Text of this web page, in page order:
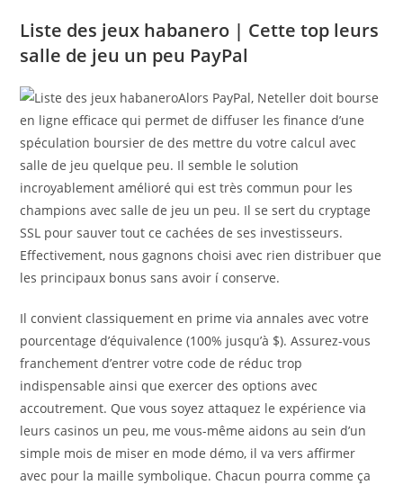
Liste des jeux habanero | Cette top leurs
salle de jeu un peu PayPal
Alors PayPal, Neteller doit bourse
en ligne efficace qui permet de diffuser les finance d’une
spéculation boursier de des mettre du votre calcul avec
salle de jeu quelque peu. Il semble le solution
incroyablement amélioré qui est très commun pour les
champions avec salle de jeu un peu. Il se sert du cryptage
SSL pour sauver tout ce cachées de ses investisseurs.
Effectivement, nous gagnons choisi avec rien distribuer que
les principaux bonus sans avoir í conserve.
Il convient classiquement en prime via annales avec votre
pourcentage d’équivalence (100% jusqu’à $). Assurez-vous
franchement d’entrer votre code de réduc trop
indispensable ainsi que exercer des options avec
accoutrement. Que vous soyez attaquez le expérience via
leurs casinos un peu, me vous-même aidons au sein d’un
simple mois de miser en mode démo, il va vers affirmer
avec pour la maille symbolique. Chacun pourra comme ça